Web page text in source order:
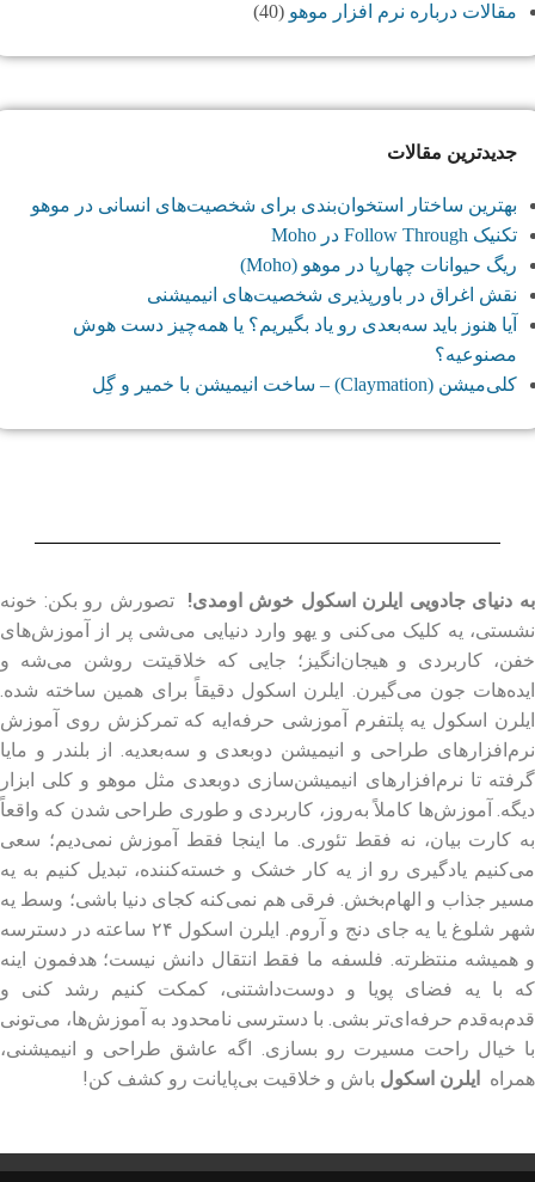
مقالات درباره نرم افزار موهو (40)
جدیدترین مقالات
بهترین ساختار استخوان‌بندی برای شخصیت‌های انسانی در موهو
تکنیک Follow Through در Moho
ریگ حیوانات چهارپا در موهو (Moho)
نقش اغراق در باورپذیری شخصیت‌های انیمیشنی
آیا هنوز باید سه‌بعدی‌ رو یاد بگیریم؟ یا همه‌چیز دست هوش
مصنوعیه؟
کلی‌میشن (Claymation) – ساخت انیمیشن با خمیر و گِل
به دنیای جادویی ایلرن اسکول خوش اومدی! تصورش رو بکن: خونه
نشستی، یه کلیک می‌کنی و یهو وارد دنیایی می‌شی پر از آموزش‌های
خفن، کاربردی و هیجان‌انگیز؛ جایی که خلاقیتت روشن می‌شه و
ایده‌هات جون می‌گیرن. ایلرن اسکول دقیقاً برای همین ساخته شده.
ایلرن اسکول یه پلتفرم آموزشی حرفه‌ایه که تمرکزش روی آموزش
نرم‌افزارهای طراحی و انیمیشن دو‌بعدی و سه‌بعدیه. از بلندر و مایا
گرفته تا نرم‌افزارهای انیمیشن‌سازی دوبعدی مثل موهو و کلی ابزار
دیگه. آموزش‌ها کاملاً به‌روز، کاربردی و طوری طراحی شدن که واقعاً
به کارت بیان، نه فقط تئوری. ما اینجا فقط آموزش نمی‌دیم؛ سعی
می‌کنیم یادگیری رو از یه کار خشک و خسته‌کننده، تبدیل کنیم به یه
مسیر جذاب و الهام‌بخش. فرقی هم نمی‌کنه کجای دنیا باشی؛ وسط یه
شهر شلوغ یا یه جای دنج و آروم. ایلرن اسکول ۲۴ ساعته در دسترسه
و همیشه منتظرته. فلسفه ما فقط انتقال دانش نیست؛ هدفمون اینه
که با یه فضای پویا و دوست‌داشتنی، کمکت کنیم رشد کنی و
قدم‌به‌قدم حرفه‌ای‌تر بشی. با دسترسی نامحدود به آموزش‌ها، می‌تونی
با خیال راحت مسیرت رو بسازی. اگه عاشق طراحی و انیمیشنی،
همراه ایلرن اسکول باش و خلاقیت بی‌پایانت رو کشف کن!